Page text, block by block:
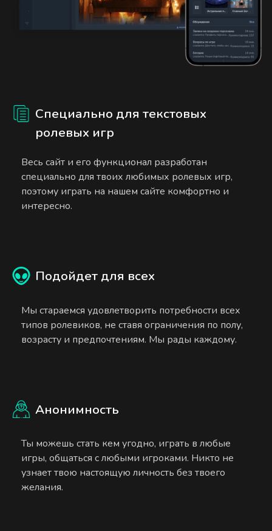
Специально для текстовых
ролевых игр
Весь сайт и его функционал разработан
специально для твоих любимых ролевых игр,
поэтому играть на нашем сайте комфортно и
интересно.
Подойдет для всех
Мы стараемся удовлетворить потребности всех
типов ролевиков, не ставя ограничения по полу,
возрасту и предпочтениям. Мы рады каждому.
Анонимность
Ты можешь стать кем угодно, играть в любые
игры, общаться с любыми игроками. Никто не
узнает твою настоящую личность без твоего
желания.